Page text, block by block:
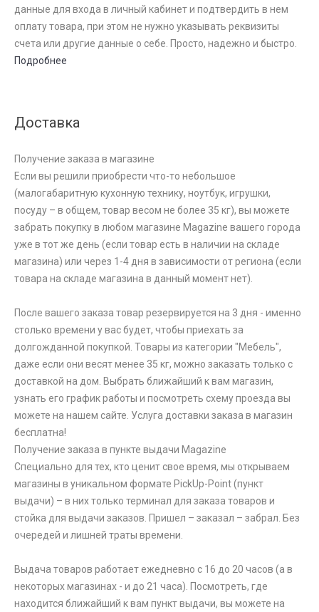
данные для входа в личный кабинет и подтвердить в нем
оплату товара, при этом не нужно указывать реквизиты
счета или другие данные о себе. Просто, надежно и быстро.
Подробнее
Доставка
Получение заказа в магазине
Если вы решили приобрести что-то небольшое
(малогабаритную кухонную технику, ноутбук, игрушки,
посуду – в общем, товар весом не более 35 кг), вы можете
забрать покупку в любом магазине Magazine вашего города
уже в тот же день (если товар есть в наличии на складе
магазина) или через 1-4 дня в зависимости от региона (если
товара на складе магазина в данный момент нет).
После вашего заказа товар резервируется на 3 дня - именно
столько времени у вас будет, чтобы приехать за
долгожданной покупкой. Товары из категории "Мебель",
даже если они весят менее 35 кг, можно заказать только с
доставкой на дом. Выбрать ближайший к вам магазин,
узнать его график работы и посмотреть схему проезда вы
можете на нашем сайте. Услуга доставки заказа в магазин
бесплатна!
Получение заказа в пункте выдачи Magazine
Специально для тех, кто ценит свое время, мы открываем
магазины в уникальном формате PickUp-Point (пункт
выдачи) – в них только терминал для заказа товаров и
стойка для выдачи заказов. Пришел – заказал – забрал. Без
очередей и лишней траты времени.
Выдача товаров работает ежедневно с 16 до 20 часов (а в
некоторых магазинах - и до 21 часа). Посмотреть, где
находится ближайший к вам пункт выдачи, вы можете на